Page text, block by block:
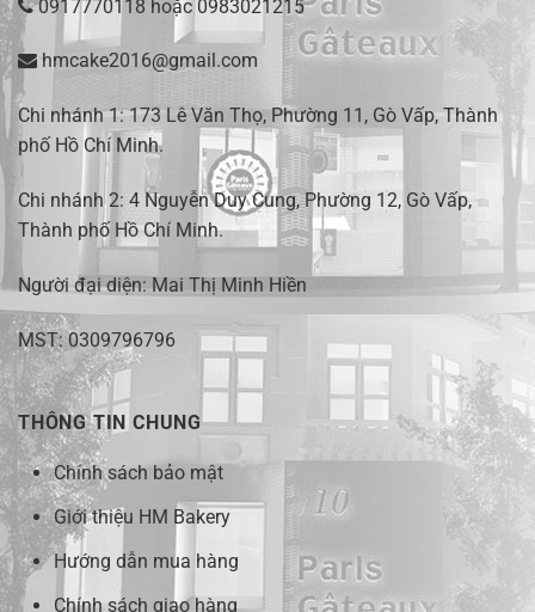
0917770118 hoặc 0983021215
hmcake2016@gmail.com
Chi nhánh 1:173 Lê Văn Thọ, Phường 11, Gò Vấp, Thành
phố Hồ Chí Minh.
Chi nhánh 2: 4 Nguyễn Duy Cung, Phường 12, Gò Vấp,
Thành phố Hồ Chí Minh.
Người đại diện: Mai Thị Minh Hiền
MST: 0309796796
THÔNG TIN CHUNG
Chính sách bảo mật
Giới thiệu HM Bakery
Hướng dẫn mua hàng
Chính sách giao hàng